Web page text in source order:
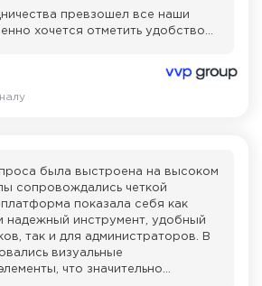
превзошел все наши
хочется отметить удобство
решение всех
Его компетентность и
в сложных ситуациях сделали
исследования максимально
была выстроена на высоком
сопровождались четкой
показала себя как
надежный инструмент, удобный
так и для администраторов. В
визуальные
что значительно